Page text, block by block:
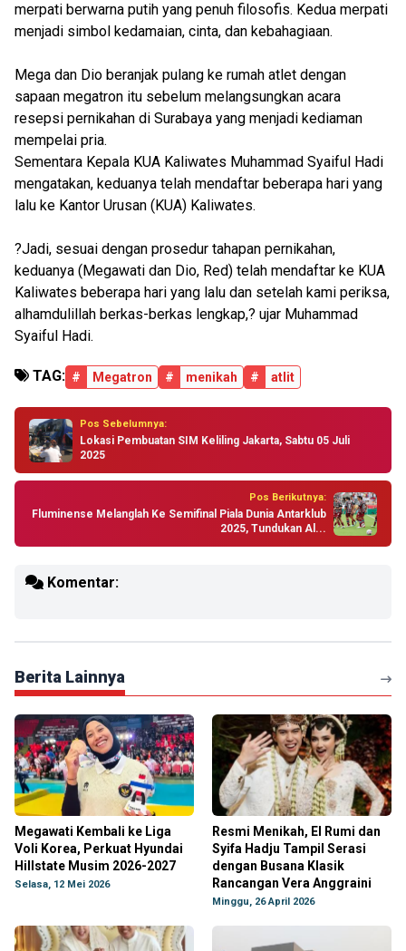
merpati berwarna putih yang penuh filosofis. Kedua merpati
menjadi simbol kedamaian, cinta, dan kebahagiaan.
Mega dan Dio beranjak pulang ke rumah atlet dengan
sapaan megatron itu sebelum melangsungkan acara
resepsi pernikahan di Surabaya yang menjadi kediaman
mempelai pria.
Sementara Kepala KUA Kaliwates Muhammad Syaiful Hadi
mengatakan, keduanya telah mendaftar beberapa hari yang
lalu ke Kantor Urusan (KUA) Kaliwates.
?Jadi, sesuai dengan prosedur tahapan pernikahan,
keduanya (Megawati dan Dio, Red) telah mendaftar ke KUA
Kaliwates beberapa hari yang lalu dan setelah kami periksa,
alhamdulillah berkas-berkas lengkap,? ujar Muhammad
Syaiful Hadi.
TAG: # Megatron # menikah # atlit
Pos Sebelumnya:
Lokasi Pembuatan SIM Keliling Jakarta, Sabtu 05 Juli
2025
Pos Berikutnya:
Fluminense Melanglah Ke Semifinal Piala Dunia Antarklub
2025, Tundukan Al...
Komentar:
Berita Lainnya
Megawati Kembali ke Liga
Voli Korea, Perkuat Hyundai
Hillstate Musim 2026-2027
Selasa, 12 Mei 2026
Resmi Menikah, El Rumi dan
Syifa Hadju Tampil Serasi
dengan Busana Klasik
Rancangan Vera Anggraini
Minggu, 26 April 2026